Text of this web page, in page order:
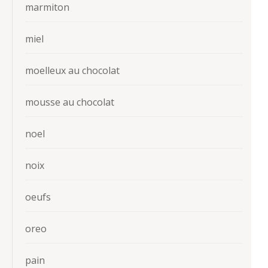
marmiton
miel
moelleux au chocolat
mousse au chocolat
noel
noix
oeufs
oreo
pain